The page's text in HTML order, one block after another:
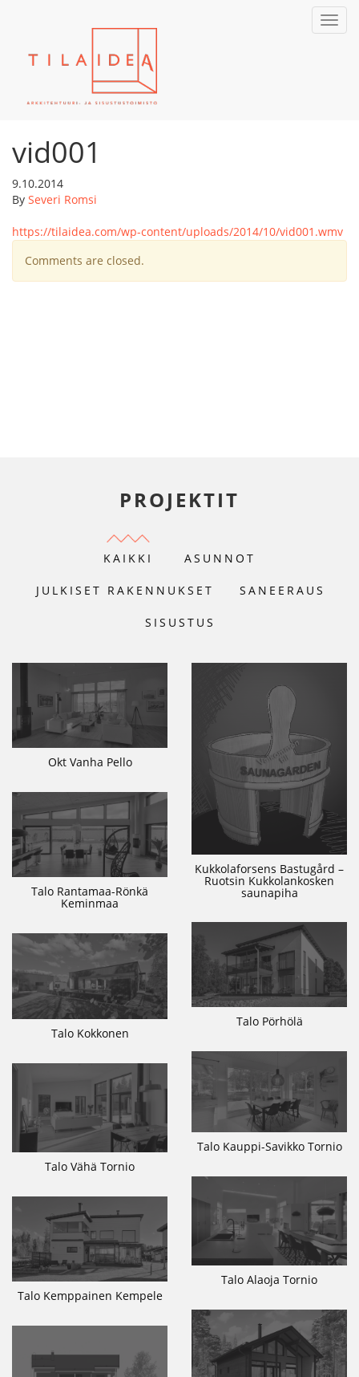
vid001
9.10.2014
By Severi Romsi
https://tilaidea.com/wp-content/uploads/2014/10/vid001.wmv
Comments are closed.
PROJEKTIT
KAIKKI ASUNNOT
JULKISET RAKENNUKSET SANEERAUS
SISUSTUS
Okt Vanha Pello
Kukkolaforsens Bastugård –
Ruotsin Kukkolankosken
saunapiha
Talo Rantamaa-Rönkä
Keminmaa
Talo Pörhölä
Talo Kokkonen
Talo Kauppi-Savikko Tornio
Talo Vähä Tornio
Talo Alaoja Tornio
Talo Kemppainen Kempele